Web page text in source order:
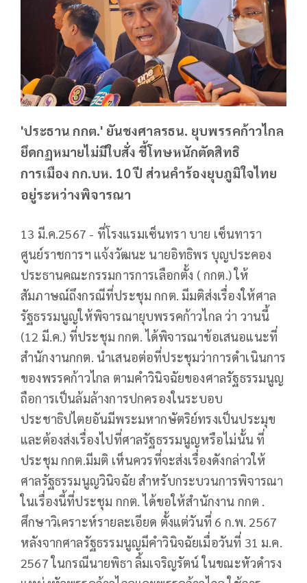
'ประธาน กกต.' ยันชงศาลรธน. ยุบพรรคก้าวไกล
ยึดกฏหมายไม่มีใบสั่ง ชี้โทษหนักตัดสิทธิ
การเมือง กก.บห. 10 ปี ส่วนคำร้องยุบภูมิใจไทย
อยู่ระหว่างพิจารณา
13 มี.ค.2567 - ที่โรงแรมเซ็นทรา บาย เซ็นทารา
ศูนย์ราชการฯ แจ้งวัฒนะ นายอิทธิพร บุญประคอง
ประธานคณะกรรมการการเลือกตั้ง ( กกต.) ให้
สัมภาษณ์ถึงกรณีที่ประชุม กกต. มีมติส่งเรื่องให้ศาล
รัฐธรรมนูญให้พิจารณายุบพรรคก้าวไกล ว่า วานนี้
(12 มี.ค.)​ ที่ประชุม กกต. ได้พิจารณาข้อเสนอแนะที่
สำนักงานกกต. นำเสนอต่อที่ประชุมว่าการดำเนินการ
ของพรรคก้าวไกล ตามคำวินิจฉัยของศาลรัฐธรรมนูญ
ถือการเป็นล้มล้างการปกครองในระบอบ
ประชาธิปไตยอันมีพระมหากษัตริย์ทรงเป็นประมุข
และต้องส่งเรื่องไปที่ศาลรัฐธรรมนูญหรือไม่นั้น ที่
ประชุม กกต.มีมติ เห็นควรที่จะส่งเรื่องดังกล่าวให้
ศาลรัฐธรรมนูญวินิจฉัย สำหรับกระบวนการพิจารณา
ในเรื่องนี้ที่ประชุม กกต. ได้ขอให้สำนักงาน กกต .
ศึกษาวิเคราะห์รายละเอียด ตั้งแต่วันที่ 6 ก.พ. 2567
หลังจากศาลรัฐธรรมนูญมีคำวินิจฉัยเมื่อวันที่ 31 ม.ค.
2567 ในกรณีนายพิธา ลิ้มเจริญรัตน์ ในขณะหัวดำรง